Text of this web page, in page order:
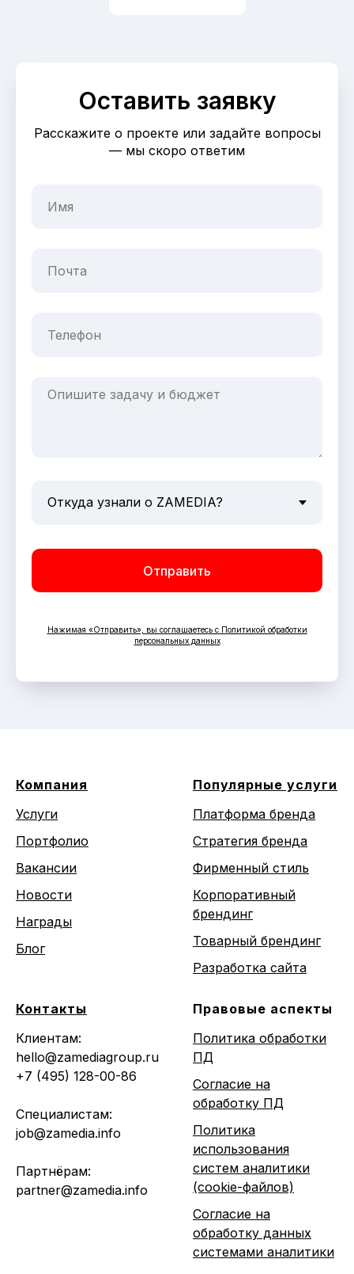
Оставить заявку
Расскажите о проекте или задайте вопросы
— мы скоро ответим
Отправить
Нажимая «Отправить», вы соглашаетесь с Политикой обработки
персональных данных
Компания
Услуги
Портфолио
Вакансии
Новости
Награды
Блог
Популярные услуги
Платформа бренда
Стратегия бренда
Фирменный стиль
Корпоративный
брендинг
Товарный брендинг
Разработка сайта
Контакты
Клиентам:
hello@zamediagroup.ru
+7 (495) 128-00-86
Специалистам:
job@zamedia.info
Партнёрам:
partner@zamedia.info
Правовые аспекты
Политика обработки
ПД
Согласие на
обработку ПД
Политика
использования
систем аналитики
(cookie-файлов)
Согласие на
обработку данных
системами аналитики